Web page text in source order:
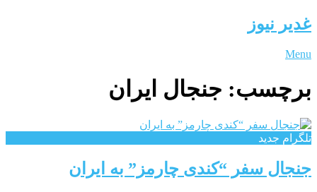
غدیر نیوز
Menu
برچسب: جنجال ایران
تلگرام جدید
جنجال سفر “کندی چارمز” به ایران